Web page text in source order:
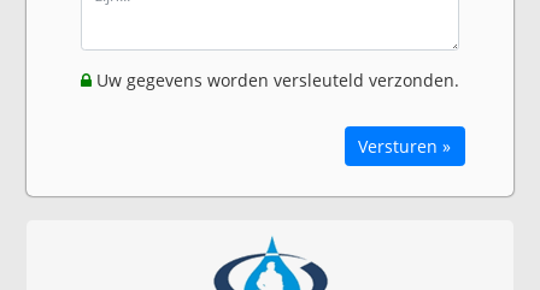
Uw gegevens worden versleuteld verzonden.
Versturen »